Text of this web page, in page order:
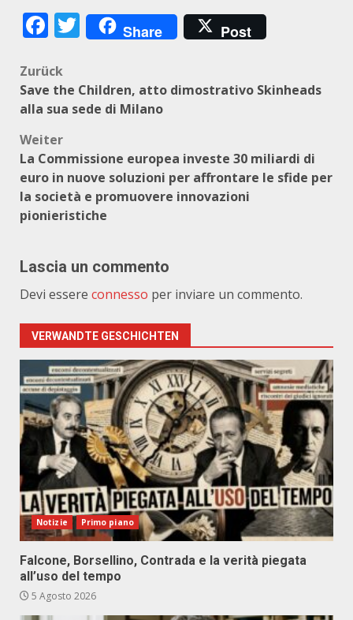
Facebook
Twitter
Share Post
Beitragsnavigation
Zurück
Save the Children, atto dimostrativo Skinheads
alla sua sede di Milano
Weiter
La Commissione europea investe 30 miliardi di
euro in nuove soluzioni per affrontare le sfide per
la società e promuovere innovazioni
pionieristiche
Lascia un commento
Devi essere connesso per inviare un commento.
VERWANDTE GESCHICHTEN
Notizie Primo piano
Falcone, Borsellino, Contrada e la verità piegata
all’uso del tempo
5 Agosto 2026